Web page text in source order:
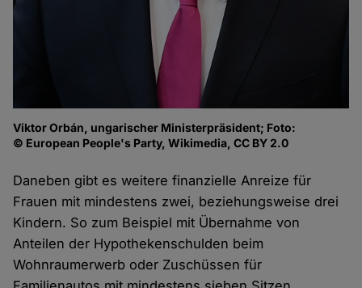
Viktor Orbán, ungarischer Ministerpräsident; Foto:
© European People's Party, Wikimedia, CC BY 2.0
Daneben gibt es weitere finanzielle Anreize für
Frauen mit mindestens zwei, beziehungsweise drei
Kindern. So zum Beispiel mit Übernahme von
Anteilen der Hypothekenschulden beim
Wohnraumerwerb oder Zuschüssen für